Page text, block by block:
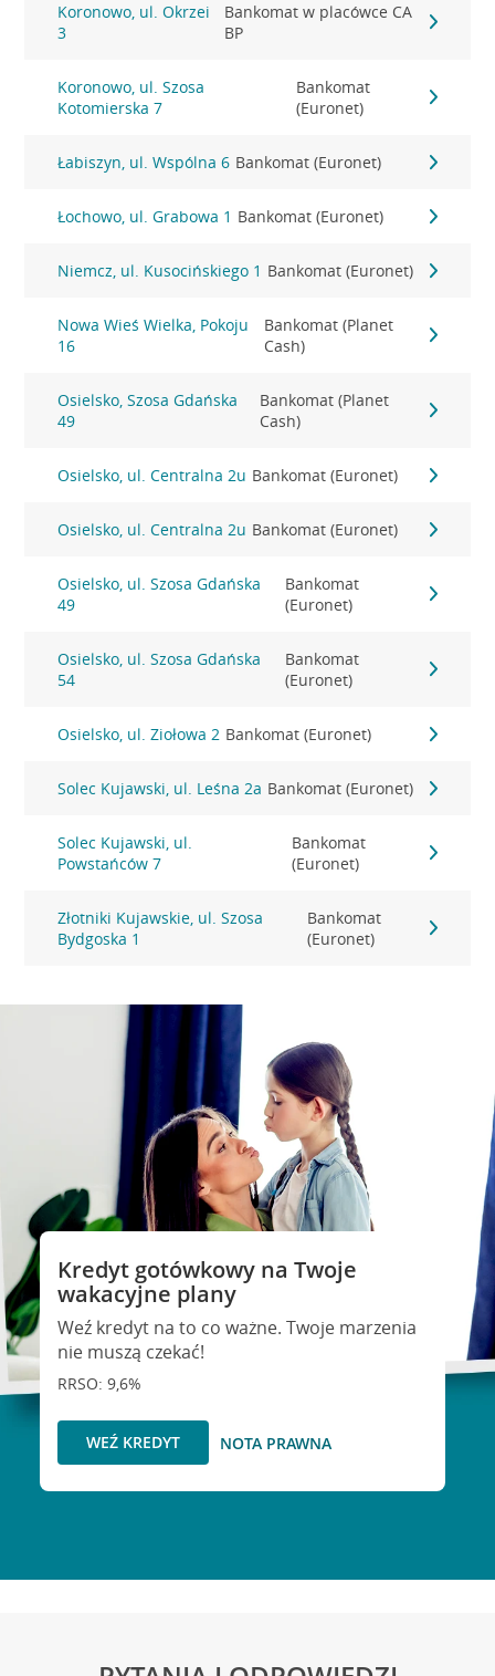
Koronowo, ul. Okrzei
3
Bankomat w placówce CA
BP
Koronowo, ul. Szosa
Kotomierska 7
Bankomat
(Euronet)
Łabiszyn, ul. Wspólna 6 Bankomat (Euronet)
Łochowo, ul. Grabowa 1 Bankomat (Euronet)
Niemcz, ul. Kusocińskiego 1 Bankomat (Euronet)
Nowa Wieś Wielka, Pokoju
16
Bankomat (Planet
Cash)
Osielsko, Szosa Gdańska
49
Bankomat (Planet
Cash)
Osielsko, ul. Centralna 2u Bankomat (Euronet)
Osielsko, ul. Centralna 2u Bankomat (Euronet)
Osielsko, ul. Szosa Gdańska
49
Bankomat
(Euronet)
Osielsko, ul. Szosa Gdańska
54
Bankomat
(Euronet)
Osielsko, ul. Ziołowa 2 Bankomat (Euronet)
Solec Kujawski, ul. Leśna 2a Bankomat (Euronet)
Solec Kujawski, ul.
Powstańców 7
Bankomat
(Euronet)
Złotniki Kujawskie, ul. Szosa
Bydgoska 1
Bankomat
(Euronet)
Kredyt gotówkowy na Twoje
wakacyjne plany
Weź kredyt na to co ważne. Twoje marzenia
nie muszą czekać!
RRSO: 9,6%
WEŹ KREDYT NOTA PRAWNA